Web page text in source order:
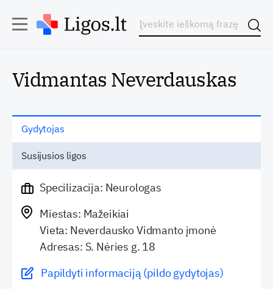
Vidmantas Neverdauskas
Gydytojas
Susijusios ligos
Specilizacija: Neurologas
Miestas: Mažeikiai
Vieta: Neverdausko Vidmanto įmonė
Adresas: S. Nėries g. 18
Papildyti informaciją (pildo gydytojas)